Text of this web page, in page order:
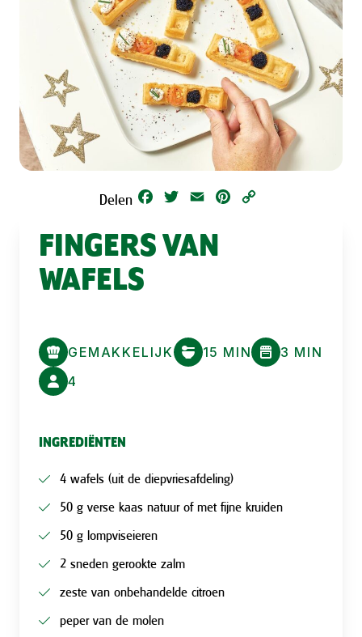
Delen Facebook
Twitter Email Pinterest
FINGERS VAN
WAFELS
GEMAKKELIJK 15 MIN
3 MIN
4
INGREDIËNTEN
4 wafels (uit de diepvriesafdeling)
50 g verse kaas natuur of met fijne kruiden
50 g lompviseieren
2 sneden gerookte zalm
zeste van onbehandelde citroen
peper van de molen